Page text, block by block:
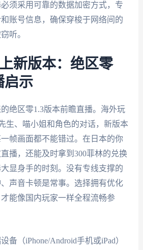
须采用可靠的数据加密方式，专
账号信息，确保穿梭于网络间的
听。
新版本：绝区零
启示
绝区零1.3版本前瞻直播。海外玩
生、喵小姐和角色的对话，新版本
帧画面都不能错过。在日本的你
播，还能及时拿到300菲林的兑换
显身手的时刻。没有专线支撑的
声音卡顿是常事。选择拥有优化
能像国内玩家一样全程流畅参
备（iPhone/Android手机或iPad）